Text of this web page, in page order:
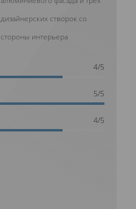
дизайнерских створок со
стороны интерьера
4/5
5/5
4/5